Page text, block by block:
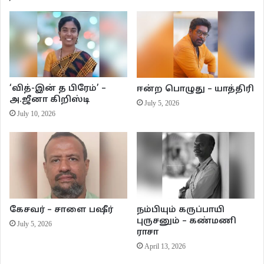
நாட்களில் அறிந்து கொண்டிருந்தேன். சிறுவயதிலிருந்து ஆண்கள் பள்ளியில்
படித்து, பின்பு கல்லூரிக்கு வந்தால் இங்கேயும் அனைவரும் ஆண்கள். அப்போது
உச்சத்தில் இருந்த தகவல் தொழில்நுட்பத் துறையிலேயே சேர்ந்திருக்கலாமோ
என்று உள்ளுக்குள் வருத்தப்பட்டுக்கொண்டிருந்தேன். பனிரெண்டாம் வகுப்பில்
கணினி அறிவியல் பாடம் எடுத்த சாரதா மிஸ்ஸை எனக்கு சுத்தமாகப் பிடிக்காது.
அதனாலேயே அந்தப் பாடத்தின் மேல் ஒரு வெறுப்பு வந்துவிட்டது.
அதேவேளையில் இயந்திரவியல் துறையின் மீது எல்லாம் எனக்கு ஒரு
ஆர்வமுமில்லை. எனக்கு எதில் ஆர்வமென்று எனக்கே தெரியாது.
பொறியியல் துறையை தேர்வு செய்தார்கள்; அதனால் நானும் செய்தேன்.
அவ்வளவுதான்.
இந்தக் கடுப்பும், மத்தியான நேர மந்த நிலையும், தொடர் சொற்பொழிவும், மின்
சுற்றுகளும் மண்டைக்குள் குடைச்சலை ஏற்படுத்திக்கொண்டிருந்தன. பத்து
நாட்கள்தான் ஆகியிருந்ததால் சக மாணவர்களின் பெயர்கள் கூட இன்னும்
முழுதாக பரிட்சயமாகவில்லை. ஒரே பள்ளியிலிருந்து, ஒரே ஊரிலிருந்து, ஒரே
மாநிலத்திலிருந்து வந்தவர்களெல்லாம் நட்பாகி இருந்தார்கள். எனக்கு அப்படி
‘வித்-இன் த பிரேம்’ –
அ.ஜீனா கிறிஸ்டி
July 10, 2026
ஈன்ற பொழுது – யாத்திரி
July 5, 2026
கேசவர் – சாளை பஷீர்
July 5, 2026
நம்பியும் கருப்பாயி
புருசனும் – கண்மணி
ராசா
April 13, 2026